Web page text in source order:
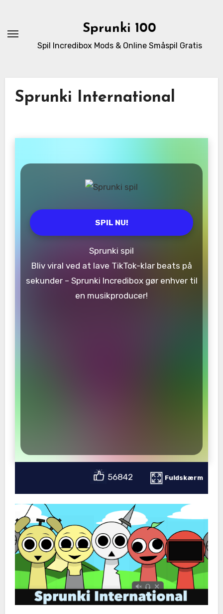
content
Sprunki 100
Spil Incredibox Mods & Online Småspil Gratis
Sprunki International
SPIL NU!
Sprunki spil
Bliv viral ved at lave TikTok-klar beats på
sekunder – Sprunki Incredibox gør enhver til
en musikproducer!
56842 Fuldskærm